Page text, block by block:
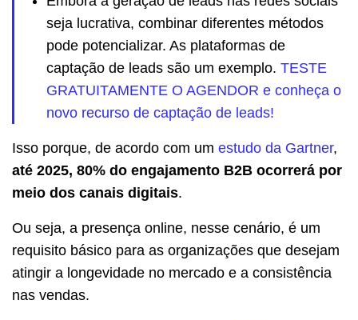
seja lucrativa, combinar diferentes métodos
pode potencializar. As plataformas de
captação de leads são um exemplo. TESTE
GRATUITAMENTE O AGENDOR e conheça o
novo recurso de captação de leads!
Isso porque, de acordo com um estudo da Gartner,
até 2025, 80% do engajamento B2B ocorrerá por
meio dos canais digitais.
Ou seja, a presença online, nesse cenário, é um
requisito básico para as organizações que desejam
atingir a longevidade no mercado e a consistência
nas vendas.